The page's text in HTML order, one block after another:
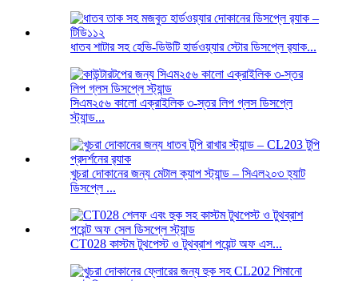
ধাতব শাটার সহ হেভি-ডিউটি ​​হার্ডওয়্যার স্টোর ডিসপ্লে র‍্যাক...
সিএম২৫৬ কালো এক্রাইলিক ৩-স্তর লিপ গ্লস ডিসপ্লে
স্ট্যান্ড...
খুচরা দোকানের জন্য মেটাল ক্যাপ স্ট্যান্ড – সিএল২০৩ হ্যাট
ডিসপ্লে ...
CT028 কাস্টম টুথপেস্ট ও টুথব্রাশ পয়েন্ট অফ এস...